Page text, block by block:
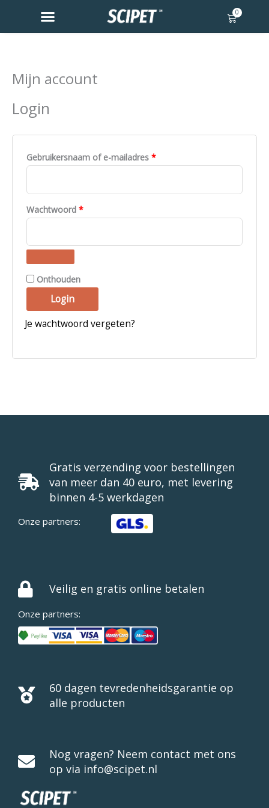
de
0
Mijn account
Login
Gebruikersnaam of e-mailadres *
Wachtwoord *
Vereist
Onthouden
Login
Je wachtwoord vergeten?
Gratis verzending voor bestellingen
van meer dan 40 euro, met levering
binnen 4-5 werkdagen
Onze partners:
Veilig en gratis online betalen
Onze partners:
60 dagen tevredenheidsgarantie op
alle producten
Nog vragen? Neem contact met ons
op via info@scipet.nl